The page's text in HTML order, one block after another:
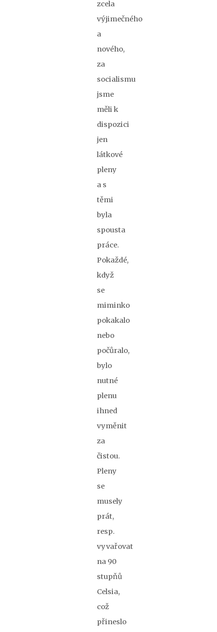
zcela
výjimečného
a
nového,
za
socialismu
jsme
měli k
dispozici
jen
látkové
pleny
a s
těmi
byla
spousta
práce.
Pokaždé,
když
se
miminko
pokakalo
nebo
počůralo,
bylo
nutné
plenu
ihned
vyměnit
za
čistou.
Pleny
se
musely
prát,
resp.
vyvařovat
na 90
stupňů
Celsia,
což
přineslo